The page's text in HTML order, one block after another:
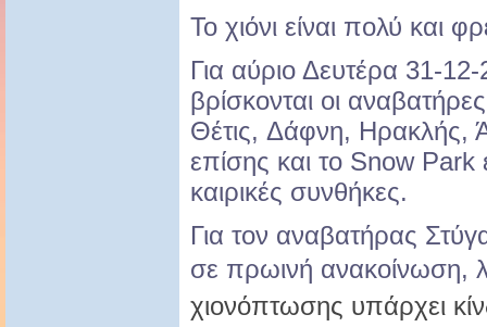
Το χιόνι είναι πολύ και
Για αύριο Δευτέρα 31-
βρίσκονται οι
Θέτις, Δάφνη, Ηρακλής,
επίσης και το Snow Park
καιρικές συνθήκες.
Για τον αναβατήρας
σε πρωινή ανακοίνωση,
χιονόπτωσης υπάρχει